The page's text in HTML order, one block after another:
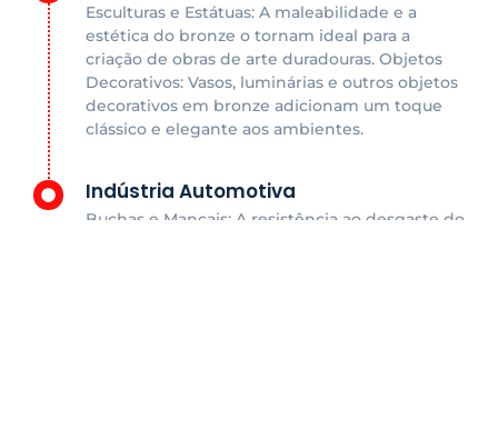
Esculturas e Estátuas: A maleabilidade e a
estética do bronze o tornam ideal para a
criação de obras de arte duradouras. Objetos
Decorativos: Vasos, luminárias e outros objetos
decorativos em bronze adicionam um toque
clássico e elegante aos ambientes.
Indústria Automotiva
Buchas e Mancais: A resistência ao desgaste do